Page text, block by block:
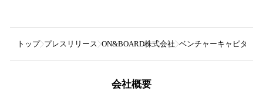
トップ プレスリリース ON&BOARD株式会社 ベンチャーキャピタル
会社概要